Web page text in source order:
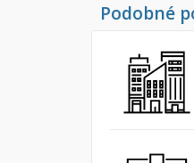
Podobné